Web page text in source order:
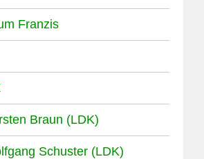
Franzis
Braun (LDK)
Schuster (LDK)